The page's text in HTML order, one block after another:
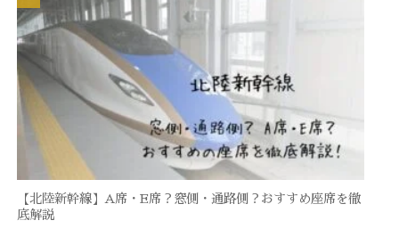
【北陸新幹線】A席・E席？窓側・通路側？おすすめ座席を徹
底解説